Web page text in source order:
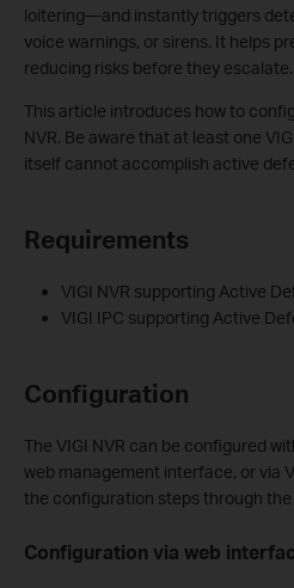
loitering—and instantly triggers
voice warnings, or sirens. It helps
reducing risks before they escalate.
This article introduces how to
NVR. Be aware that at least one
itself cannot accomplish active
Requirements
VIGI NVR supporting Active
VIGI IPC supporting Active
Configuration
The VIGI NVR can be configured
web management interface, or via
the configuration steps through
Configuration via web